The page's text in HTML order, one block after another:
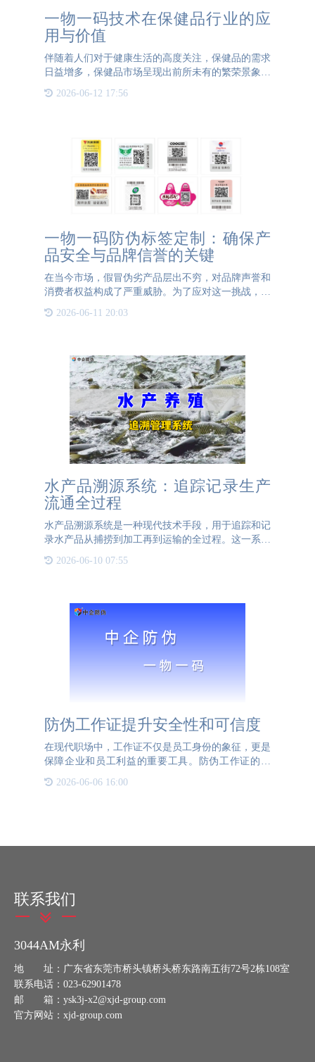
一物一码技术在保健品行业的应
用与价值
伴随着人们对于健康生活的高度关注，保健品的需求
日益增多，保健品市场呈现出前所未有的繁荣景象。
然而，在市场热潮的不断上涨中，令人头痛的仿冒、
窜货问题也随之而来。为了解决这一难题，许多保健
2026-06-12 17:56
一物一码防伪标签定制：确保产
品安全与品牌信誉的关键
在当今市场，假冒伪劣产品层出不穷，对品牌声誉和
消费者权益构成了严重威胁。为了应对这一挑战，越
来越多的企业选择定制一物一码防伪标签，以确保产
品的真实性和可追溯性。然而，在进行一物一码防伪
2026-06-11 20:03
水产品溯源系统：追踪记录生产
流通全过程
水产品溯源系统是一种现代技术手段，用于追踪和记
录水产品从捕捞到加工再到运输的全过程。这一系统
通过条形码、二维码、RFID标签等技术手段，为每
一批水产品建立唯一的身份标识，从而实现从海洋到
2026-06-10 07:55
防伪工作证提升安全性和可信度
在现代职场中，工作证不仅是员工身份的象征，更是
保障企业和员工利益的重要工具。防伪工作证的出
介绍防伪工作证的制作方法及其优势。防伪工作证的
2026-06-06 16:00
联系我们
3044AM永利
地 址：广东省东莞市桥头镇桥头桥东路南五街72号2栋108室
联系电话：023-62901478
邮 箱：ysk3j-x2@xjd-group.com
官方网站：xjd-group.com